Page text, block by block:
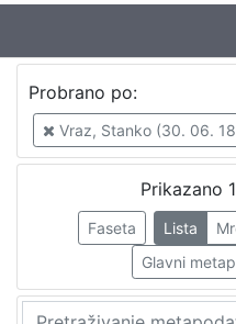
Jezik
hrvatski
Sitni tisak
Probrano po:
Vraz, Stanko (30. 06.
Prikazano
Faseta Lista
Glavni